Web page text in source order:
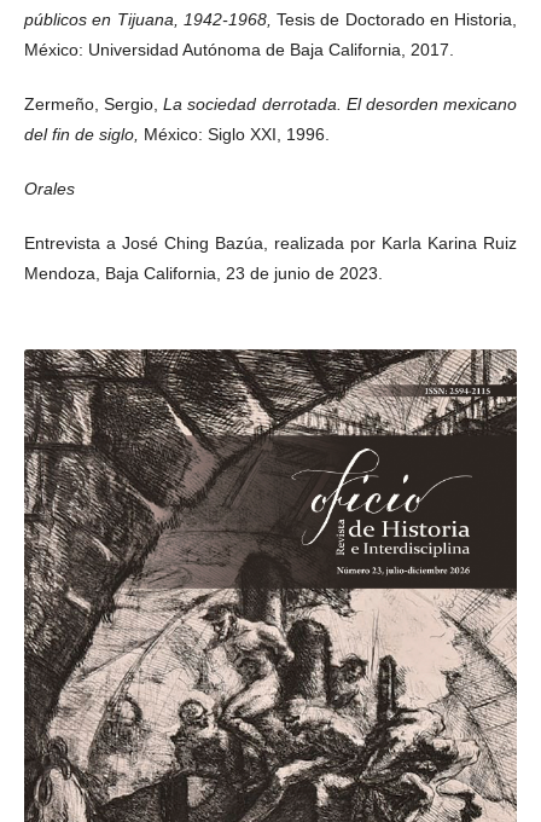
públicos en Tijuana, 1942-1968, Tesis de Doctorado en Historia,
México: Universidad Autónoma de Baja California, 2017.
Zermeño, Sergio,La sociedad derrotada. El desorden mexicano
del fin de siglo, México: Siglo XXI, 1996.
Orales
Entrevista a José Ching Bazúa, realizada por Karla Karina Ruiz
Mendoza, Baja California, 23 de junio de 2023.